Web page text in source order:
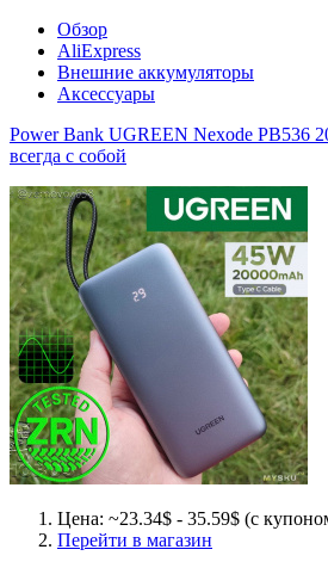
Обзор
AliExpress
Внешние аккумуляторы
Аксессуары
Power Bank UGREEN Nexode PB536
всегда с собой
Цена: ~23.34$ - 35.59$ (с
Перейти в магазин